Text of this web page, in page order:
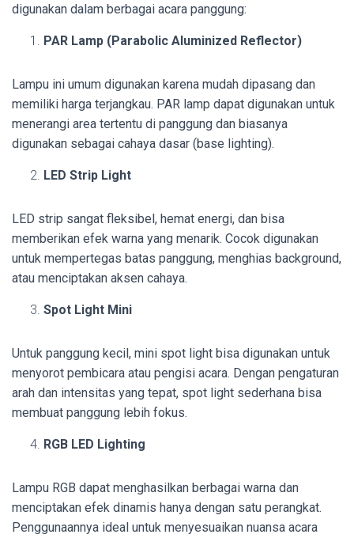
digunakan dalam berbagai acara panggung:
PAR Lamp (Parabolic Aluminized Reflector)
Lampu ini umum digunakan karena mudah dipasang dan
memiliki harga terjangkau. PAR lamp dapat digunakan untuk
menerangi area tertentu di panggung dan biasanya
digunakan sebagai cahaya dasar (base lighting).
LED Strip Light
LED strip sangat fleksibel, hemat energi, dan bisa
memberikan efek warna yang menarik. Cocok digunakan
untuk mempertegas batas panggung, menghias background,
atau menciptakan aksen cahaya.
Spot Light Mini
Untuk panggung kecil, mini spot light bisa digunakan untuk
menyorot pembicara atau pengisi acara. Dengan pengaturan
arah dan intensitas yang tepat, spot light sederhana bisa
membuat panggung lebih fokus.
RGB LED Lighting
Lampu RGB dapat menghasilkan berbagai warna dan
menciptakan efek dinamis hanya dengan satu perangkat.
Penggunaannya ideal untuk menyesuaikan nuansa acara